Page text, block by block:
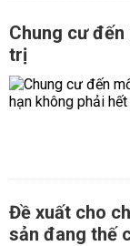
Chung cư
trị
Đề xuất cho
sản đang thế